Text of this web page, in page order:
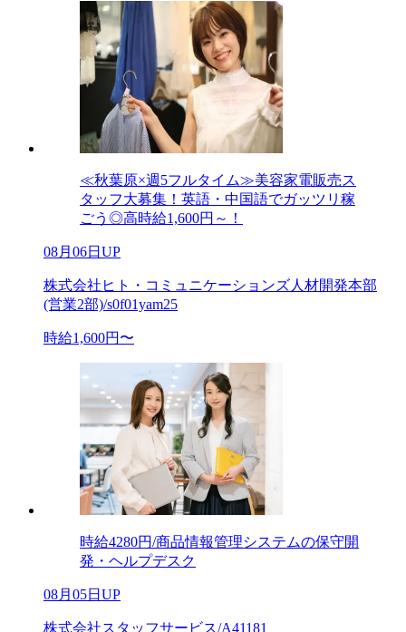
≪秋葉原×週5フルタイム≫美容家電販売ス
タッフ大募集！英語・中国語でガッツリ稼
ごう◎高時給1,600円～！
08月06日UP
株式会社ヒト・コミュニケーションズ人材開発本部
(営業2部)/s0f01yam25
時給1,600円〜
時給4280円/商品情報管理システムの保守開
発・ヘルプデスク
08月05日UP
株式会社スタッフサービス/A41181